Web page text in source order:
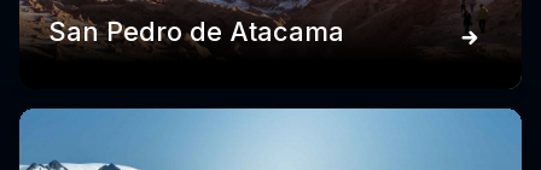
San Pedro de Atacama